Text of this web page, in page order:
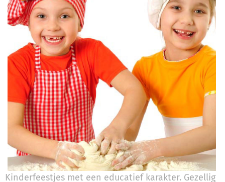
Kinderfeestjes met een educatief karakter. Gezellig